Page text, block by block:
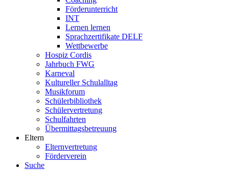
Förderunterricht
INT
Lernen lernen
Sprachzertifikate DELF
Wettbewerbe
Hospiz Cordis
Jahrbuch FWG
Karneval
Kultureller Schulalltag
Musikforum
Schülerbibliothek
Schülervertretung
Schulfahrten
Übermittagsbetreuung
Eltern
Elternvertretung
Förderverein
Suche